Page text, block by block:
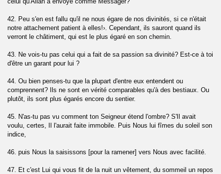
42. Peu s'en est fallu qu'il ne nous égare de nos divinités, si ce n'était
notre attachement patient à elles!›. Cependant, ils sauront quand ils
verront le châtiment, qui est le plus égaré en son chemin.
43. Ne vois-tu pas celui qui a fait de sa passion sa divinité? Est-ce à toi
d'être un garant pour lui ?
44. Ou bien penses-tu que la plupart d'entre eux entendent ou
comprennent? Ils ne sont en vérité comparables qu'à des bestiaux. Ou
plutôt, ils sont plus égarés encore du sentier.
45. N'as-tu pas vu comment ton Seigneur étend l'ombre? S'Il avait
voulu, certes, Il l'aurait faite immobile. Puis Nous lui fîmes du soleil son
indice,
46. puis Nous la saisissons [pour la ramener] vers Nous avec facilité.
47. Et c'est Lui qui vous fit de la nuit un vêtement, du sommeil un repos
Tagabun)